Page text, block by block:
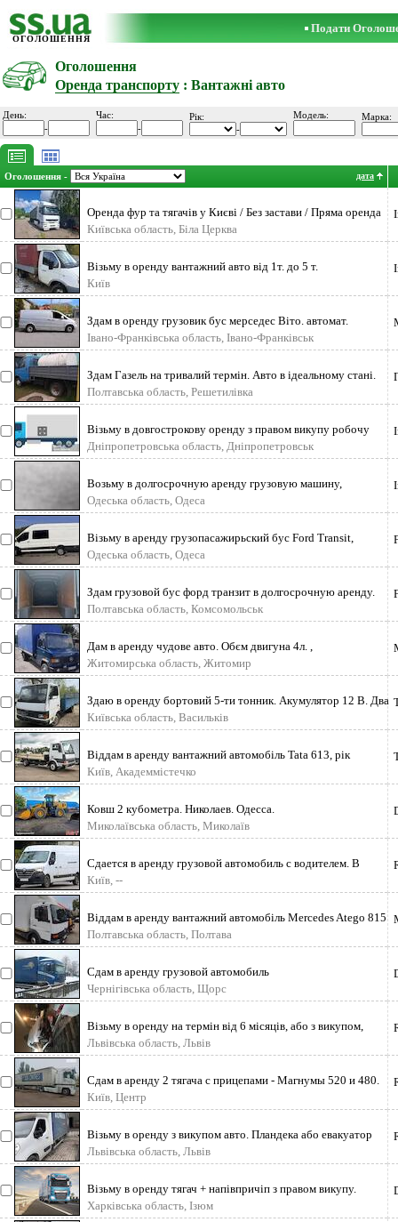
ОГОЛОШЕННЯ
Подати
Оголошення
Оренда транспорту : Вантажні авто
День:
-
Час:
-
Рік:
-
Модель: Марка:
Оголошення - дата
Оренда фур та тягачів у Києві / Без застави / Пряма оренда
Шукаєте надійну
Київська область, Біла Церква
Візьму в оренду вантажний авто від 1т. до 5 т.
Київ
Здам в оренду грузовик бус мерседес Віто. автомат.
Івано-Франківська область, Івано-Франківськ
Здам Газель на тривалий термін. Авто в ідеальному стані.
Простий мотор 402. Об
Полтавська область, Решетилівка
Візьму в довгострокову оренду з правом викупу робочу
п`ятитонну тентовану вантаж
Дніпропетровська область, Дніпропетровськ
Возьму в долгосрочную аренду грузовую машину,
грузоподъёмностью 5 т. , возможно
Одеська область, Одеса
Візьму в аренду грузопасажирьский бус Ford Transit,
Mercedes Sprinter aбо інші г
Одеська область, Одеса
Здам грузовой бус форд транзит в долгосрочную аренду.
Месяц 30 000 грн
Полтавська область, Комсомольськ
Дам в аренду чудове авто. Обєм двигуна 4л. ,
вантажопідємнісь 4. 6т. Буда задн
Житомирська область, Житомир
Здаю в оренду бортовий 5-ти тонник. Акумулятор 12 В. Два
пасажири + водій. Гу
Київська область, Васильків
Віддам в аренду вантажний автомобіль Tata 613, рік
випуску 2008р, бортовий. Ван
Київ, Академмістечко
Ковш 2 кубометра. Николаев. Одесса.
Миколаївська область, Миколаїв
Сдается в аренду грузовой автомобиль с водителем. В
месяц 20000грн. Водитель и
Київ, --
Віддам в аренду вантажний автомобіль Мercedes Atego 815
объем 4.3 рік випуску 20
Полтавська область, Полтава
Сдам в аренду грузовой автомобиль
Чернігівська область, Щорс
Візьму в оренду на термін від 6 місяців, або з викупом,
пландеку або евакуатор,
Львівська область, Львів
Сдам в аренду 2 тягача с прицепами - Магнумы 520 и 480.
Состояние хорошее - пол
Київ, Центр
Візьму в оренду з викупом авто. Пландека або евакуатор
Львівська область, Львів
Візьму в оренду тягач + напівпричіп з правом викупу.
Харківська область, Ізюм